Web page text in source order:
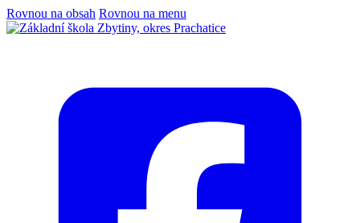
Rovnou na obsah Rovnou na menu